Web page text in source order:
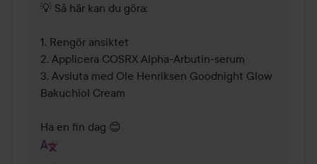
💡 Så här kan du göra:
1. Rengör ansiktet
2. Applicera COSRX Alpha-Arbutin-serum
3. Avsluta med Ole Henriksen Goodnight Glow
Bakuchiol Cream
Ha en fin dag 😊